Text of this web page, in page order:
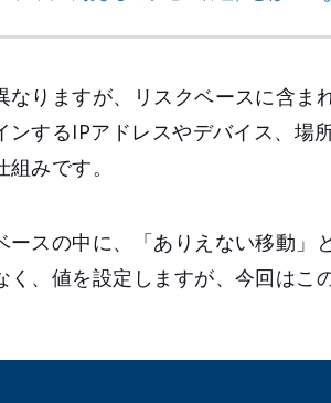
なりますが、リスクベースに含ま
ンするIPアドレスやデバイス、場
みです。
ースの中に、「ありえない移動」
く、値を設定しますが、今回はこ